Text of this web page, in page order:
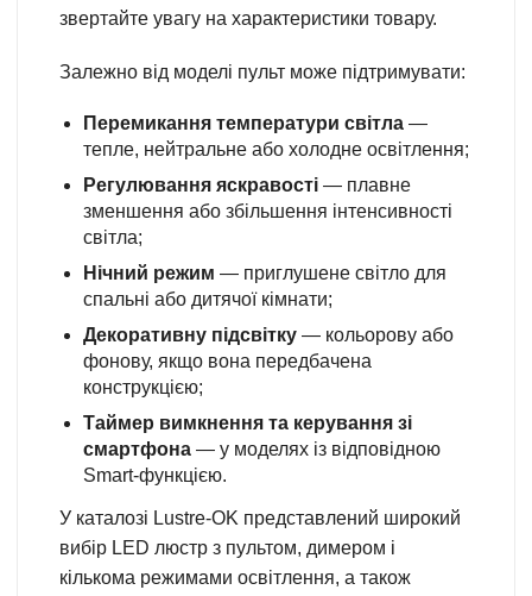
звертайте увагу на характеристики товару.
Залежно від моделі пульт може підтримувати:
Перемикання температури світла —
тепле, нейтральне або холодне освітлення;
Регулювання яскравості — плавне
зменшення або збільшення інтенсивності
світла;
Нічний режим — приглушене світло для
спальні або дитячої кімнати;
Декоративну підсвітку — кольорову або
фонову, якщо вона передбачена
конструкцією;
Таймер вимкнення та керування зі
смартфона — у моделях із відповідною
Smart-функцією.
У каталозі Lustre-OK представлений широкий
вибір LED люстр з пультом, димером і
кількома режимами освітлення, а також